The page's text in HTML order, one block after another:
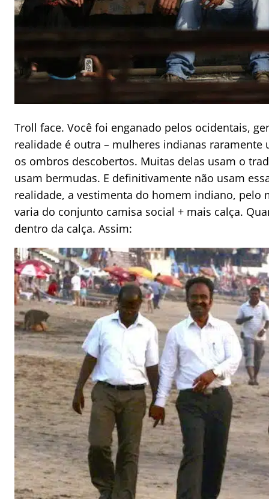
Troll face. Você foi enganado pelos ocidentais,
realidade é outra – mulheres indianas
os ombros descobertos. Muitas delas usam o
usam bermudas. E definitivamente não usam
realidade, a vestimenta do homem indiano, pelo
varia do conjunto camisa social + mais calça.
dentro da calça. Assim: